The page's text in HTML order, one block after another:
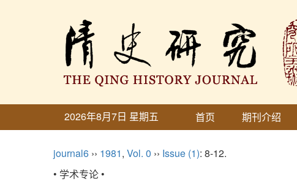
2026年8月7日 星期五 首页 期刊介绍
journal6 ›› 1981, Vol. 0 ›› Issue (1): 8-12.
• 学术专论 •